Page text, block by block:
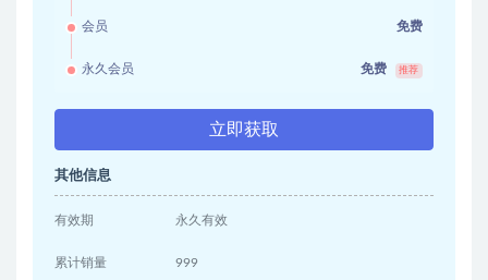
会员 免费
永久会员 免费 推荐
立即获取
其他信息
有效期 永久有效
累计销量 999